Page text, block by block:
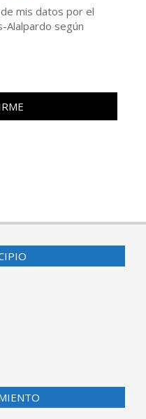
mis datos por el
Alalpardo según